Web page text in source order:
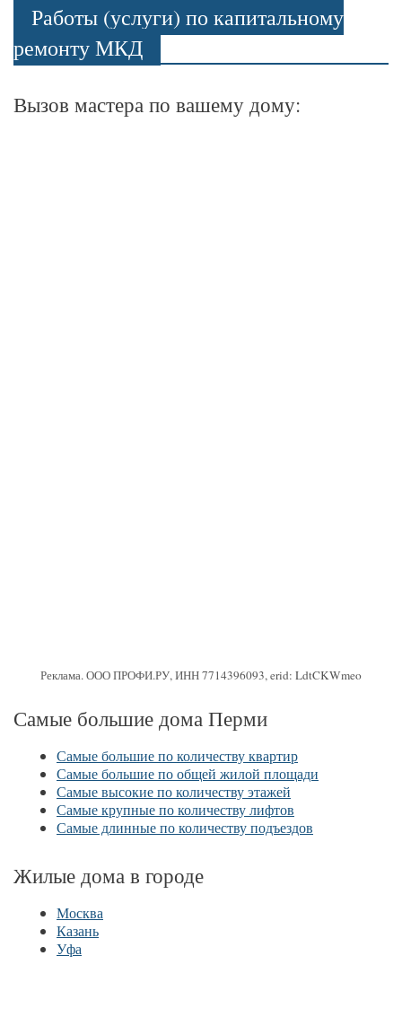
Работы (услуги) по капитальному
ремонту МКД
Вызов мастера по вашему дому:
Реклама. ООО ПРОФИ.РУ, ИНН 7714396093, erid: LdtCKWmeo
Самые большие дома Перми
Самые большие по количеству квартир
Самые большие по общей жилой площади
Самые высокие по количеству этажей
Самые крупные по количеству лифтов
Самые длинные по количеству подъездов
Жилые дома в городе
Москва
Казань
Уфа